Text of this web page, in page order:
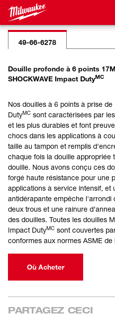
49-66-6278
Douille profonde à 6 points
SHOCKWAVE Impact DutyMC
Nos douilles à 6 points à prise
DutyMC sont caractérisées par
et les plus durables et font
chocs dans les applications à
taille au tampon et remplis
chaque fois la douille appropriée
douille. Nous avons conçu ces
forgé haute résistance pour une
applications à service intensif, et
antidérapante empêche l'arrondi
deux trous et une rainure
des douilles. Toutes les douilles
Impact DutyMC sont couvertes
conformes aux normes ASME de
Où Acheter
PARTAGEZ CECI